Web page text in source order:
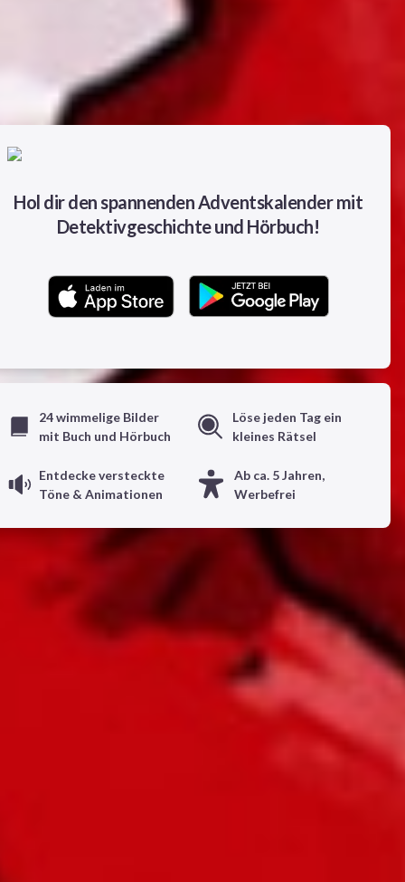
Hol dir den spannenden Adventskalender mit
Detektivgeschichte und Hörbuch!
24 wimmelige Bilder
mit Buch und Hörbuch
Löse jeden Tag ein
kleines Rätsel
Entdecke versteckte
Töne & Animationen
Ab ca. 5 Jahren,
Werbefrei